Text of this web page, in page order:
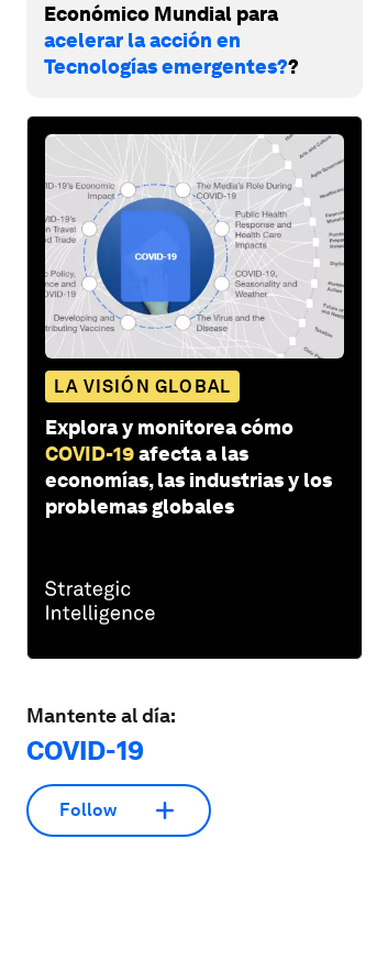
Económico Mundial para
acelerar la acción en
Tecnologías emergentes??
LA VISIÓN GLOBAL
Explora y monitorea cómo
COVID-19afecta a las
economías, las industrias y los
problemas globales
Mantente al día:
COVID-19
Follow